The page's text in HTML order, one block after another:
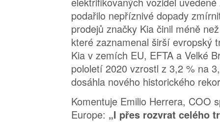
podařilo nepříznivé dopady
prodejů značky Kia činil méně
které zaznamenal širší evropský
Kia v zemích EU, EFTA a Velké
pololetí 2020 vzrostl z 3,2 % na
dosáhla nového historického
Komentuje Emilio Herrera, COO
Europe: „I přes rozvrat celého